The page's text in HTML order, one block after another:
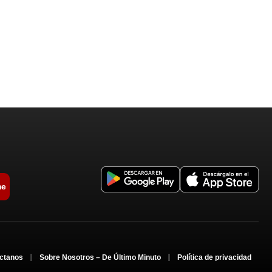
Sobre Nosotros – De Último Minuto Política de privacidad